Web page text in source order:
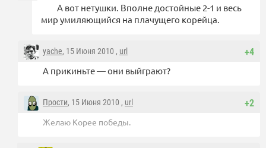
А вот нетушки. Вполне достойные 2-1 и весь
мир умиляющийся на плачущего корейца.
+4
yache, 15 Июня 2010 , url
А прикиньте — они выйграют?
+2
Прости, 15 Июня 2010 , url
Желаю Корее победы.